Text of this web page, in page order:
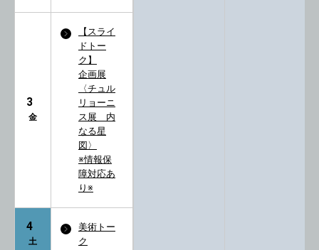
3
金
【スライ
ドトー
ク】
企画展
〈チュル
リョーニ
ス展 内
なる星
図〉
※情報保
障対応あ
り※
4
土
美術トー
ク